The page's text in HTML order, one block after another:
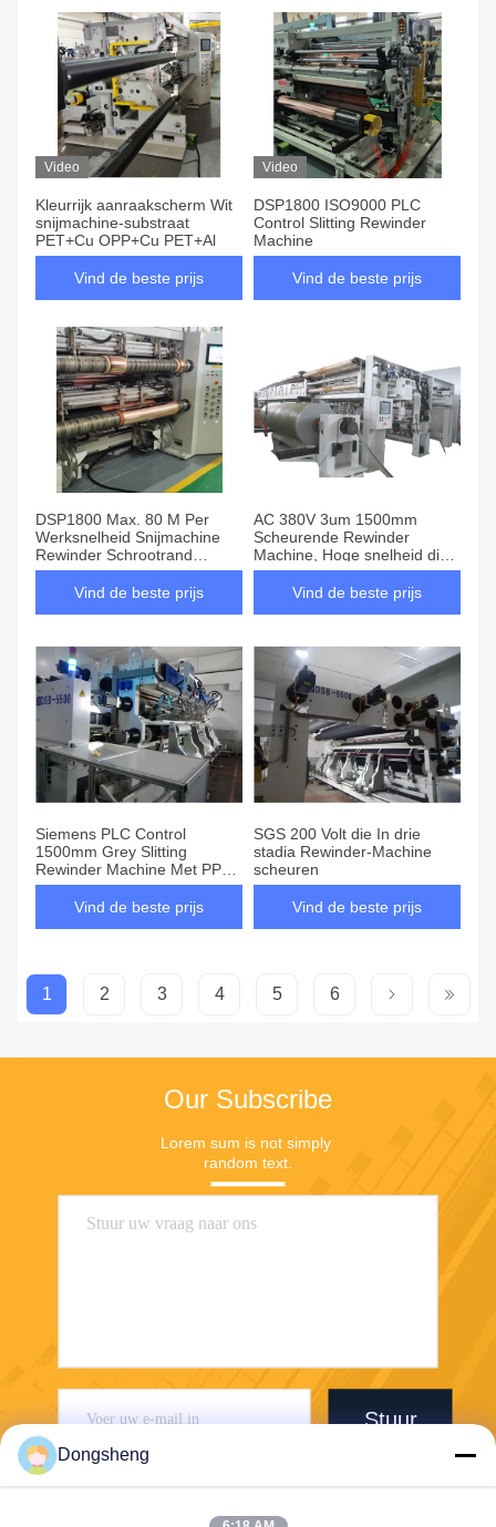
Video
Kleurrijk aanraakscherm Wit
snijmachine-substraat
PET+Cu OPP+Cu PET+Al
Vind de beste prijs
Video
DSP1800 ISO9000 PLC
Control Slitting Rewinder
Machine
Vind de beste prijs
DSP1800 Max. 80 M Per
Werksnelheid Snijmachine
Rewinder Schrootrand
Breedte Min. 10 mm
Vind de beste prijs
AC 380V 3um 1500mm
Scheurende Rewinder
Machine, Hoge snelheid die
Machine scheuren
Vind de beste prijs
Siemens PLC Control
1500mm Grey Slitting
Rewinder Machine Met PP
PE Substraat
Vind de beste prijs
SGS 200 Volt die In drie
stadia Rewinder-Machine
scheuren
Vind de beste prijs
1 2 3 4 5 6
Our Subscribe
Lorem sum is not simply
random text.
Stuur
Dongsheng